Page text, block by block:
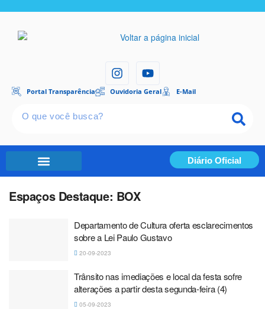
Portal Transparência Ouvidoria Geral E-Mail
Diário Oficial
Espaços Destaque: BOX
Departamento de Cultura oferta esclarecimentos
sobre a Lei Paulo Gustavo
20-09-2023
Trânsito nas imediações e local da festa sofre
alterações a partir desta segunda-feira (4)
05-09-2023